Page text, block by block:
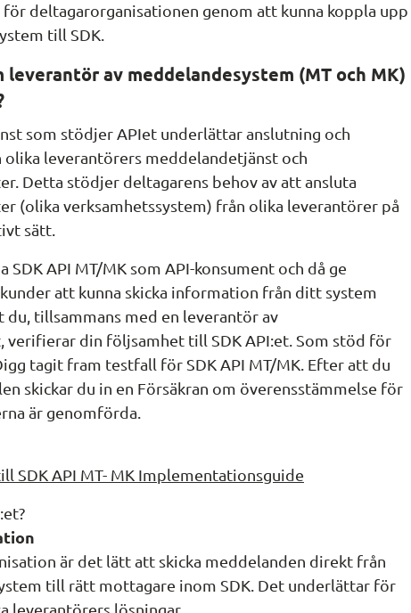
deltagarorganisationen genom att kunna koppla upp
till SDK.
leverantör av meddelandesystem (MT och MK)
som stödjer APIet underlättar anslutning och
leverantörers meddelandetjänst och
Detta stödjer deltagarens behov av att ansluta
(olika verksamhetssystem) från olika leverantörer på
sätt.
SDK API MT/MK som API-konsument och då ge
att kunna skicka information från ditt system
du, tillsammans med en leverantör av
verifierar din följsamhet till SDK API:et. Som stöd för
tagit fram testfall för SDK API MT/MK. Efter att du
skickar du in en Försäkran om överensstämmelse för
är genomförda.
SDK API MT- MK Implementationsguide
är det lätt att skicka meddelanden direkt från
till rätt mottagare inom SDK. Det underlättar för
leverantörers lösningar.